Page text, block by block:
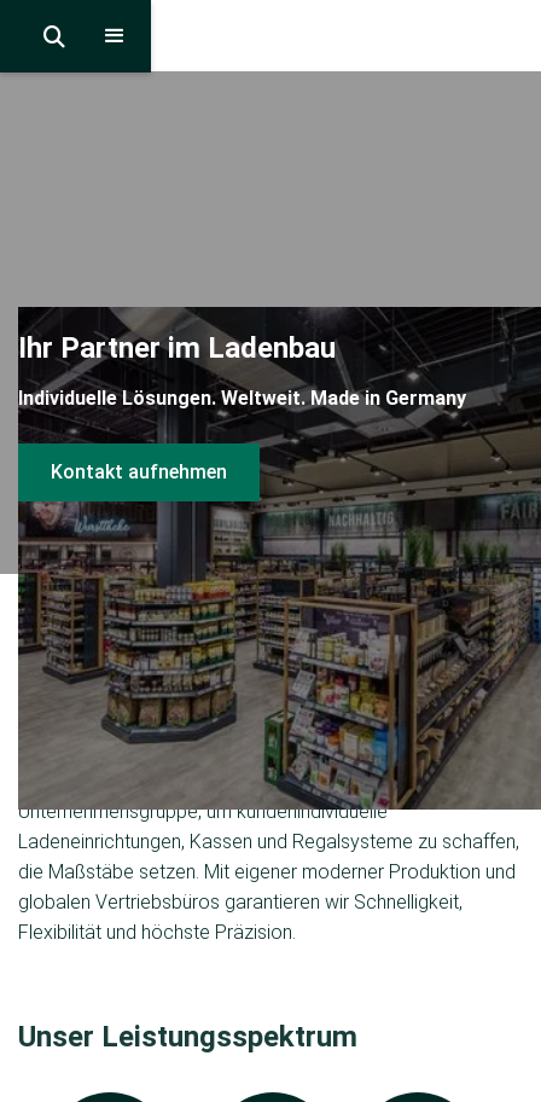

Ihr Partner im Ladenbau
Individuelle Lösungen. Weltweit. Made in Germany
Kontakt aufnehmen
Systemladen­bau – 100 % Made in
Germany
Seit 1954 verwandelt die Kesseböhmer Ladenbau GmbH &
Co. KG Verkaufsflächen in echte Einkaufserlebnisse. Wir
bündeln die gesamte Expertise unserer
Unternehmensgruppe, um kundenindividuelle
Ladeneinrichtungen, Kassen und Regalsysteme zu schaffen,
die Maßstäbe setzen. Mit eigener moderner Produktion und
globalen Vertriebsbüros garantieren wir Schnelligkeit,
Flexibilität und höchste Präzision.
Unser Leistungsspektrum